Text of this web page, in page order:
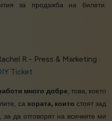
за продажба на билети.
R - Press & Marketing
Ticket
много добре, това, което
са хората, които стоят зад
да отговорят на всичките ми